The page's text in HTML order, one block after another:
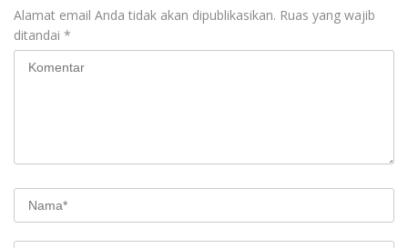
Alamat email Anda tidak akan dipublikasikan. Ruas yang wajib
ditandai *